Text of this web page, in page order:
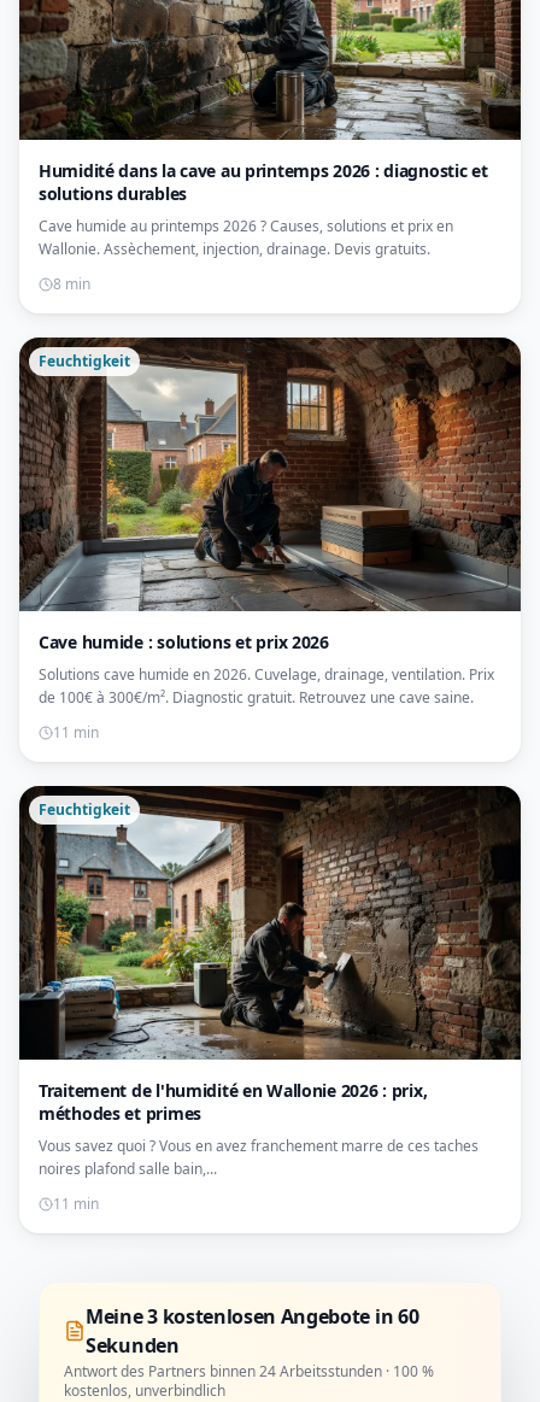
Humidité dans la cave au printemps 2026 : diagnostic et
solutions durables
Cave humide au printemps 2026 ? Causes, solutions et prix en
Wallonie. Assèchement, injection, drainage. Devis gratuits.
8 min
Feuchtigkeit
Cave humide : solutions et prix 2026
Solutions cave humide en 2026. Cuvelage, drainage, ventilation. Prix
de 100€ à 300€/m². Diagnostic gratuit. Retrouvez une cave saine.
11 min
Feuchtigkeit
Traitement de l'humidité en Wallonie 2026 : prix,
méthodes et primes
Vous savez quoi ? Vous en avez franchement marre de ces taches
noires plafond salle bain,...
11 min
Meine 3 kostenlosen Angebote in 60
Sekunden
Antwort des Partners binnen 24 Arbeitsstunden · 100 %
kostenlos, unverbindlich